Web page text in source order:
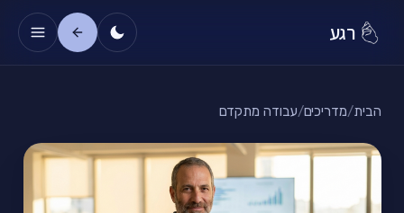
רגע
הבית/מדריכים/עבודה מתקדם